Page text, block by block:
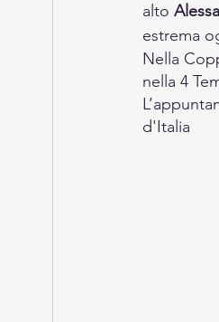
alto
estrema
Nella
nella 4
d'Italia